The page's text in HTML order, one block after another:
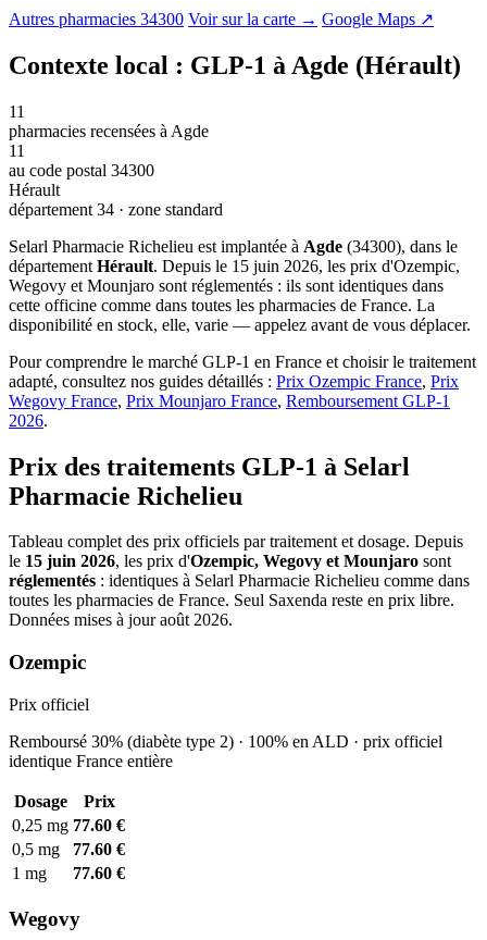
Autres pharmacies 34300 Voir sur la carte → Google Maps ↗
Contexte local : GLP-1 à Agde (Hérault)
11
pharmacies recensées à Agde
11
au code postal 34300
Hérault
département 34 · zone standard
Selarl Pharmacie Richelieu est implantée à Agde (34300), dans le
département Hérault. Depuis le 15 juin 2026, les prix d'Ozempic,
Wegovy et Mounjaro sont réglementés : ils sont identiques dans
cette officine comme dans toutes les pharmacies de France. La
disponibilité en stock, elle, varie — appelez avant de vous déplacer.
Pour comprendre le marché GLP-1 en France et choisir le traitement
adapté, consultez nos guides détaillés : Prix Ozempic France, Prix
Wegovy France, Prix Mounjaro France, Remboursement GLP-1
2026.
Prix des traitements GLP-1 à Selarl
Pharmacie Richelieu
Tableau complet des prix officiels par traitement et dosage. Depuis
le 15 juin 2026, les prix d'Ozempic, Wegovy et Mounjaro sont
réglementés : identiques à Selarl Pharmacie Richelieu comme dans
toutes les pharmacies de France. Seul Saxenda reste en prix libre.
Données mises à jour août 2026.
Ozempic
Prix officiel
Remboursé 30% (diabète type 2) · 100% en ALD · prix officiel
identique France entière
Dosage
Prix
0,25 mg 77.60 €
0,5 mg
77.60 €
1 mg
77.60 €
Wegovy